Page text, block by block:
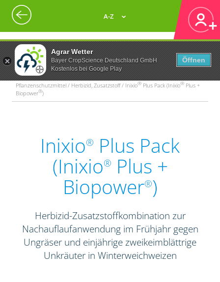
Agrar Wetter
Bayer CropScience Deutschland GmbH
Kostenlos bei Google Play
Öffnen
A-Z
Pflanzenschutzmittel / Herbizid, Zusatzstoff / Inixio® Plus Pack (Inixio® Plus +
Biopower®)
Inixio® Plus Pack
(Inixio® Plus +
Biopower®)
Herbizid-Zusatzstoffkombination zur
Nachauflaufanwendung im Frühjahr gegen
Ungräser und einjährige zweikeimblättrige
Unkräuter in Winterweichweizen